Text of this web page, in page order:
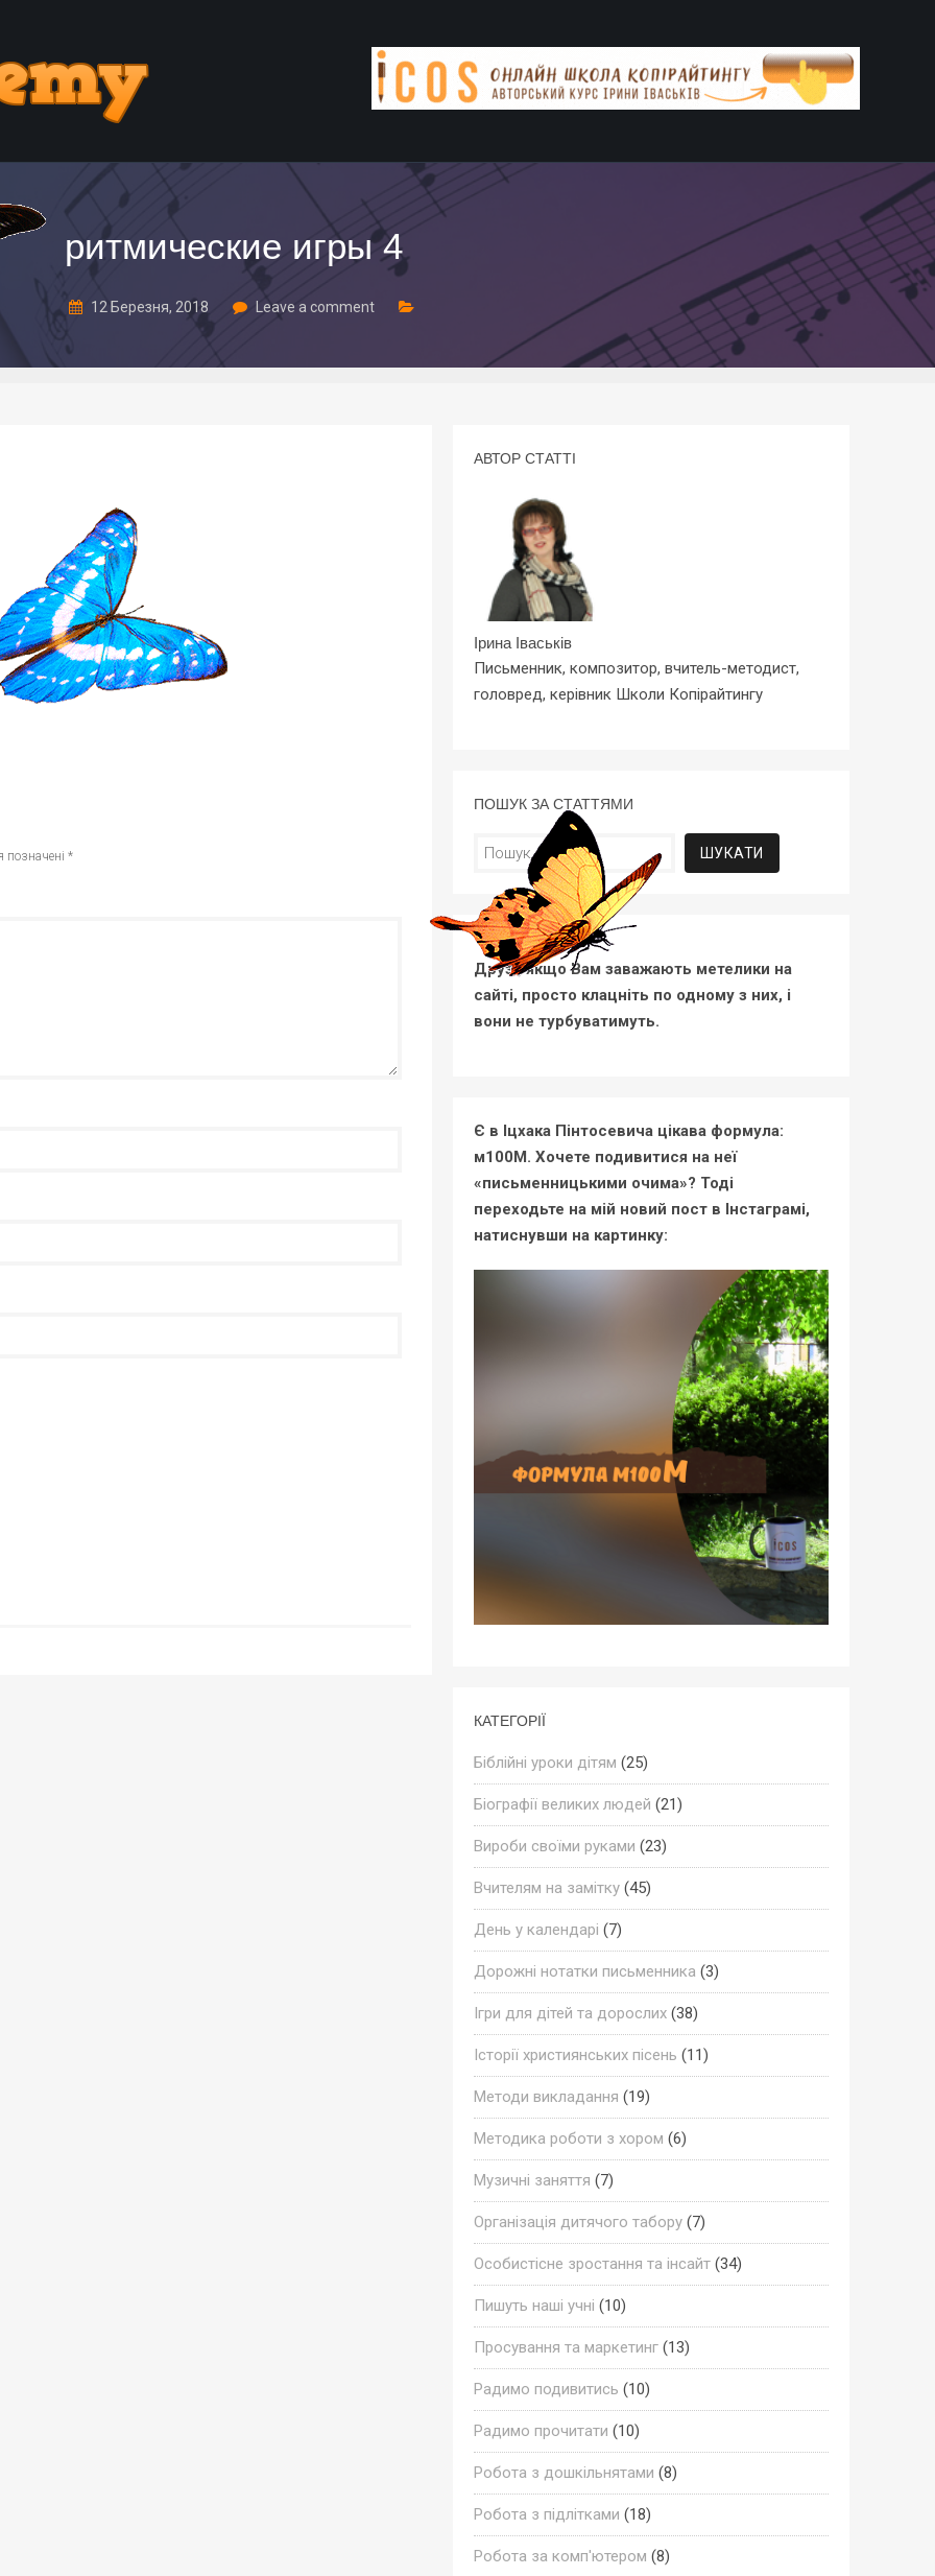
ритмические игры 4
12 Березня, 2018 Leave a comment
позначені *
АВТОР СТАТТІ
Ірина Іваськів
Письменник, композитор, вчитель-методист,
головред, керівник Школи Копірайтингу
ПОШУК ЗА СТАТТЯМИ
Пошук:
Друзі, якщо Вам заважають метелики на
сайті, просто клацніть по одному з них, і
вони не турбуватимуть.
Є в Іцхака Пінтосевича цікава формула:
м100М. Хочете подивитися на неї
«письменницькими очима»? Тоді
переходьте на мій новий пост в Інстаграмі,
натиснувши на картинку:
КАТЕГОРІЇ
Біблійні уроки дітям (25)
Біографії великих людей (21)
Вироби своїми руками (23)
Вчителям на замітку(45)
День у календарі (7)
Дорожні нотатки письменника (3)
Ігри для дітей та дорослих(38)
Історії християнських пісень (11)
Методи викладання (19)
Методика роботи з хором (6)
Музичні заняття (7)
Організація дитячого табору(7)
Особистісне зростання та інсайт(34)
Пишуть наші учні (10)
Просування та маркетинг(13)
Радимо подивитись (10)
Радимо прочитати (10)
Робота з дошкільнятами (8)
Робота з підлітками (18)
Робота за комп'ютером (8)